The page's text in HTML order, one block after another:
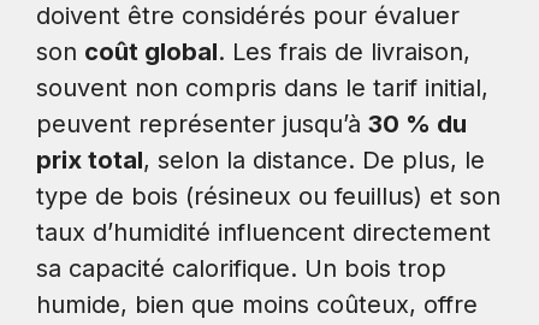
doivent être considérés pour évaluer
son coût global. Les frais de livraison,
souvent non compris dans le tarif initial,
peuvent représenter jusqu’à 30 % du
prix total, selon la distance. De plus, le
type de bois (résineux ou feuillus) et son
taux d’humidité influencent directement
sa capacité calorifique. Un bois trop
humide, bien que moins coûteux, offre